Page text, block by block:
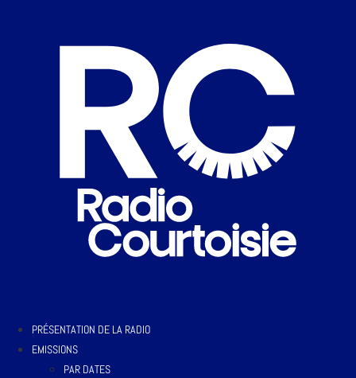
PRÉSENTATION DE LA RADIO
EMISSIONS
PAR DATES